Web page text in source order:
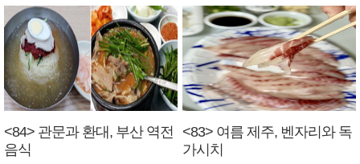
<84> 관문과 환대, 부산 역전
음식
<83> 여름 제주, 벤자리와 독
가시치